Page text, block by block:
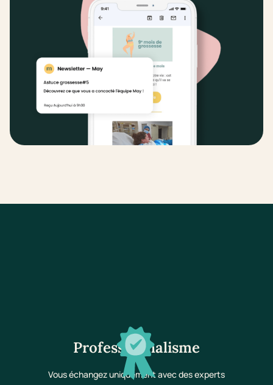
Professionnalisme
Vous échangez uniquement avec des experts